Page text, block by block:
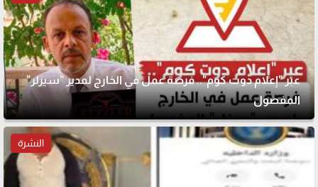
عبر "إعلام دوت كوم".. فرصة عمل في الخارج لمدير "سيزلر"
المفصول
النشرة